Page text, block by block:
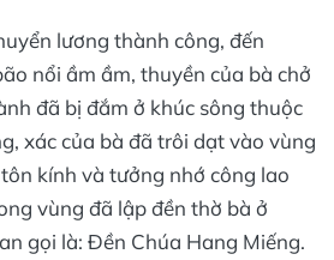
lương thành công, đến
nổi ầm ầm, thuyền của bà chở
đã bị đắm ở khúc sông thuộc
xác của bà đã trôi dạt vào vùng
kính và tưởng nhớ công lao
vùng đã lập đền thờ bà ở
gọi là: Đền Chúa Hang Miếng.